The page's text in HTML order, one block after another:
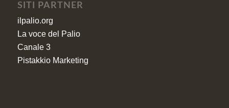
SITI PARTNER
ilpalio.org
La voce del Palio
Canale 3
Pistakkio Marketing